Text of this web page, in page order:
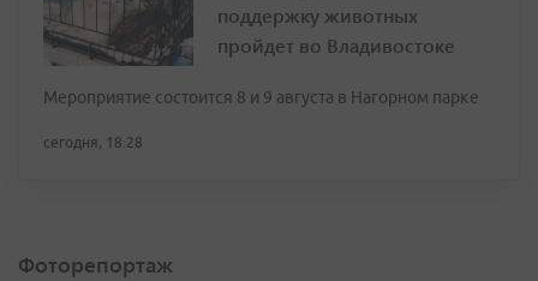
поддержку животных
пройдет во Владивостоке
Мероприятие состоится 8 и 9 августа в Нагорном парке
сегодня, 18:28
Фоторепортаж